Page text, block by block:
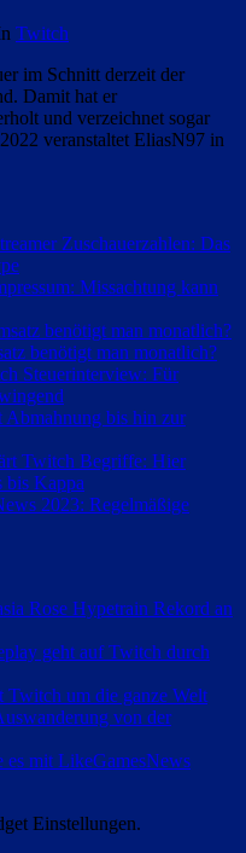
Twitch
im Schnitt derzeit der
Damit hat er
und verzeichnet sogar
veranstaltet EliasN97 in
Zuschauerzahlen: Das
Missachtung kann
benötigt man monatlich?
Steuerinterview: Für
Abmahnung bis hin zur
Twitch Begriffe: Hier
bis Kappa
2023: Regelmäßige
Rose Hypetrain Rekord an
geht auf Twitch durch
um die ganze Welt
von der
mit LikeGamesNews
Einstellungen.